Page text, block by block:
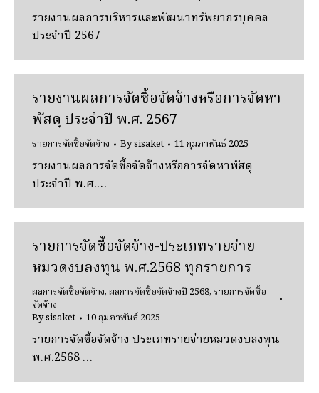
รายงานผลการบริหารและพัฒนาทรัพยากรบุคคล
ประจำปี 2567
รายงานผลการจัดซื้อจัดจ้างหรือการจัดหา
พัสดุ ประจำปี พ.ศ. 2567
รายการจัดซื้อจัดจ้าง Bysisaket 11 กุมภาพันธ์ 2025
รายงานผลการจัดซื้อจัดจ้างหรือการจัดหาพัสดุ
ประจำปี พ.ศ.…
รายการจัดซื้อจัดจ้าง-ประเภทรายจ่าย
หมวดงบลงทุน พ.ศ.2568 ทุกรายการ
ผลการจัดซื้อจัดจ้าง,ผลการจัดซื้อจัดจ้างปี 2568,รายการจัดซื้อ
จัดจ้าง
Bysisaket 10 กุมภาพันธ์ 2025
รายการจัดซื้อจัดจ้าง ประเภทรายจ่ายหมวดงบลงทุน
พ.ศ.2568 …